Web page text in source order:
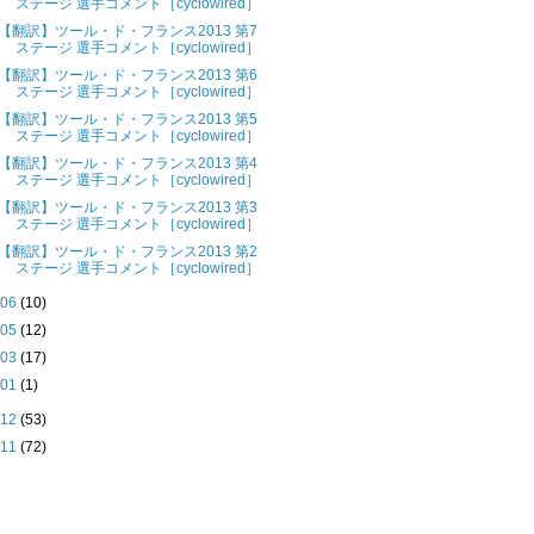
ステージ 選手コメント［cyclowired］
【翻訳】ツール・ド・フランス2013 第7
ステージ 選手コメント［cyclowired］
【翻訳】ツール・ド・フランス2013 第6
ステージ 選手コメント［cyclowired］
【翻訳】ツール・ド・フランス2013 第5
ステージ 選手コメント［cyclowired］
【翻訳】ツール・ド・フランス2013 第4
ステージ 選手コメント［cyclowired］
【翻訳】ツール・ド・フランス2013 第3
ステージ 選手コメント［cyclowired］
【翻訳】ツール・ド・フランス2013 第2
ステージ 選手コメント［cyclowired］
06(10)
05(12)
03(17)
01(1)
(53)
(72)